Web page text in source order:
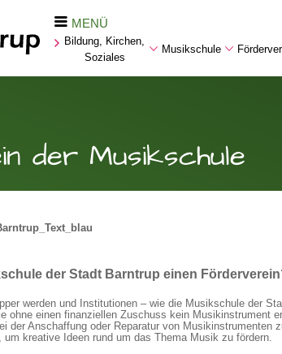
MENÜ
Bildung, Kirchen,
Soziales
Musikschule
der Musikschule
der Stadt Barntrup einen
werden und Institutionen – wie die Musikschule der
ohne einen finanziellen Zuschuss kein Musikinstrument
der Anschaffung oder Reparatur von Musikinstrumenten
kreative Ideen rund um das Thema Musik zu fördern.